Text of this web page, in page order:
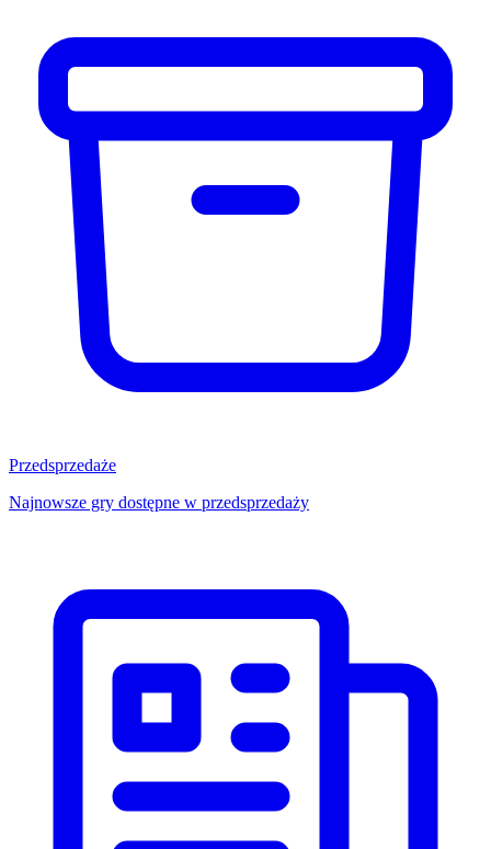
Przedsprzedaże
Najnowsze gry dostępne w przedsprzedaży